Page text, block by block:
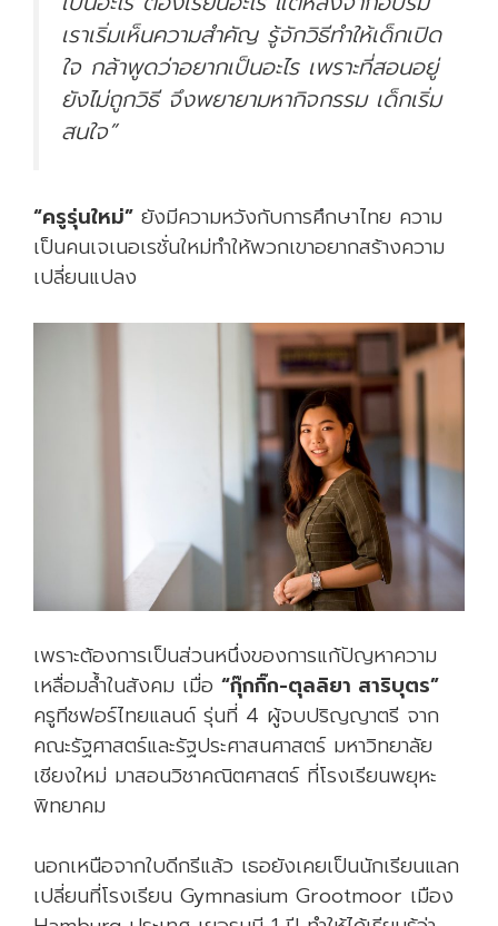
เราเริ่มเห็นความสำคัญ รู้จักวิธีทำให้เด็กเปิด
ใจ กล้าพูดว่าอยากเป็นอะไร เพราะที่สอนอยู่
ยังไม่ถูกวิธี จึงพยายามหากิจกรรม เด็กเริ่ม
สนใจ”
“ครูรุ่นใหม่” ยังมีความหวังกับการศึกษาไทย ความ
เป็นคนเจเนอเรชั่นใหม่ทำให้พวกเขาอยากสร้างความ
เปลี่ยนแปลง
เพราะต้องการเป็นส่วนหนึ่งของการแก้ปัญหาความ
เหลื่อมล้ำในสังคม เมื่อ “กุ๊กกิ๊ก-ตุลลิยา สาริบุตร”
ครูทีชฟอร์ไทยแลนด์ รุ่นที่ 4 ผู้จบปริญญาตรี จาก
คณะรัฐศาสตร์และรัฐประศาสนศาสตร์ มหาวิทยาลัย
เชียงใหม่ มาสอนวิชาคณิตศาสตร์ ที่โรงเรียนพยุหะ
พิทยาคม
นอกเหนือจากใบดีกรีแล้ว เธอยังเคยเป็นนักเรียนแลก
เปลี่ยนที่โรงเรียน Gymnasium Grootmoor เมือง